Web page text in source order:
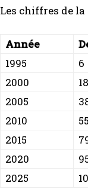
Les chiffres de
Année
1995
6
2000
18
2005
2010
55
2015
2020
2025